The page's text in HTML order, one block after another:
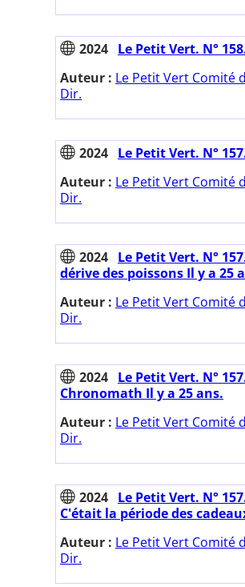
2024 Le Petit Vert. N°
Auteur : Le Petit Vert Comité
Dir.
2024 Le Petit Vert. N°
Auteur : Le Petit Vert Comité
Dir.
2024 Le Petit Vert. N°
dérive des poissons Il y a 25
Auteur : Le Petit Vert Comité
Dir.
2024 Le Petit Vert. N°
Chronomath Il y a 25 ans.
Auteur : Le Petit Vert Comité
Dir.
2024 Le Petit Vert. N°
C'était la période des
Auteur : Le Petit Vert Comité
Dir.